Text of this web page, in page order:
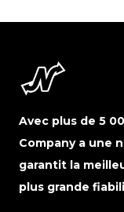
Avec plus de 5
Company a une
garantit la
plus grande